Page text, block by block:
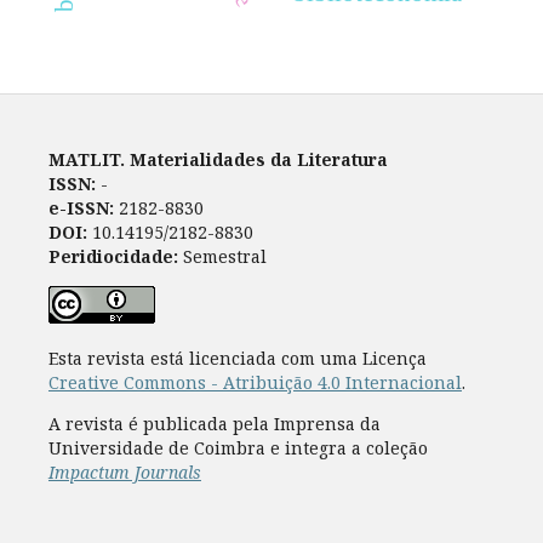
MATLIT. Materialidades da Literatura
ISSN: -
e-ISSN: 2182-8830
DOI: 10.14195/2182-8830
Peridiocidade: Semestral
Esta revista está licenciada com uma Licença
Creative Commons - Atribuição 4.0 Internacional.
A revista é publicada pela Imprensa da
Universidade de Coimbra e integra a coleção
Impactum Journals